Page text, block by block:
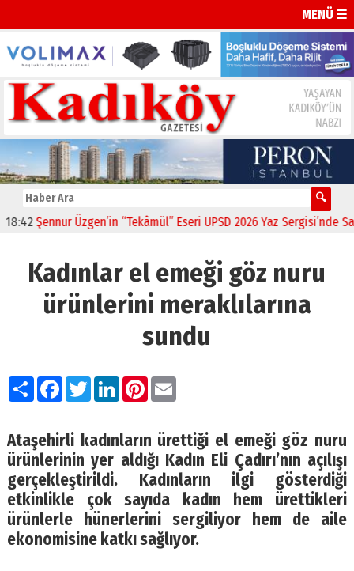
MENÜ ☰
Şennur Üzgen’in “Tekâmül” Eseri UPSD 2026 Yaz Sergisi’nde
Kadınlar el emeği göz nuru
ürünlerini meraklılarına
sundu
PaylaşFacebook
TwitterLinkedIn
Pinterest
Email
Ataşehirli kadınların ürettiği el emeği göz nuru
ürünlerinin yer aldığı Kadın Eli Çadırı’nın açılışı
gerçekleştirildi. Kadınların ilgi gösterdiği
etkinlikle çok sayıda kadın hem ürettikleri
ürünlerle hünerlerini sergiliyor hem de aile
ekonomisine katkı sağlıyor.